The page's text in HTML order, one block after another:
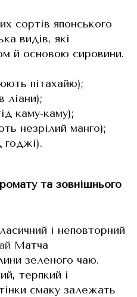
сортів японського
видів, які
й основою сировини.
пітахайю);
ліани);
каму-каму);
незрілий манго);
годжі).
та зовнішнього
і неповторний
Матча
зеленого чаю.
терпкий і
смаку залежать